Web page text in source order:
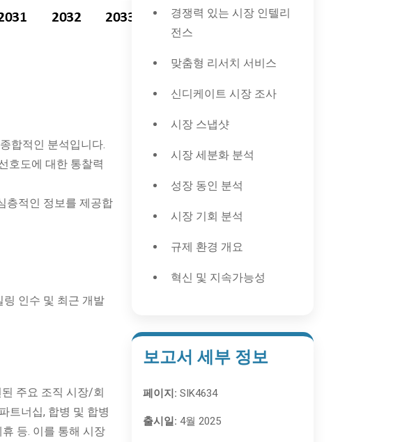
합적인 분석입니다.
호도에 대한 통찰력
층적인 정보를 제공합
링 인수 및 최근 개발
주요 조직 시장/회
트너십, 합병 및 합병
등. 이를 통해 시장
경쟁력 있는 시장 인텔리
전스
맞춤형 리서치 서비스
신디케이트 시장 조사
시장 스냅샷
시장 세분화 분석
성장 동인 분석
시장 기회 분석
규제 환경 개요
혁신 및 지속가능성
보고서 세부 정보
페이지: SIK4634
출시일: 4월 2025